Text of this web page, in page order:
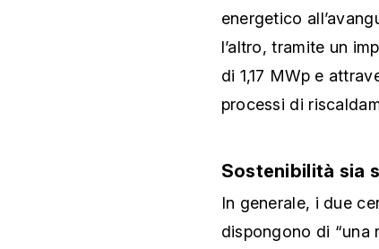
energetico
l’altro, tramite un
di 1,17 MWp e
processi di
Sostenibilità sia
In generale, i due
dispongono di “una